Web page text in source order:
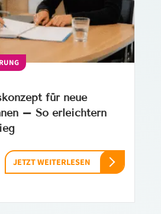
für neue
– So erleichtern
JETZT WEITERLESEN